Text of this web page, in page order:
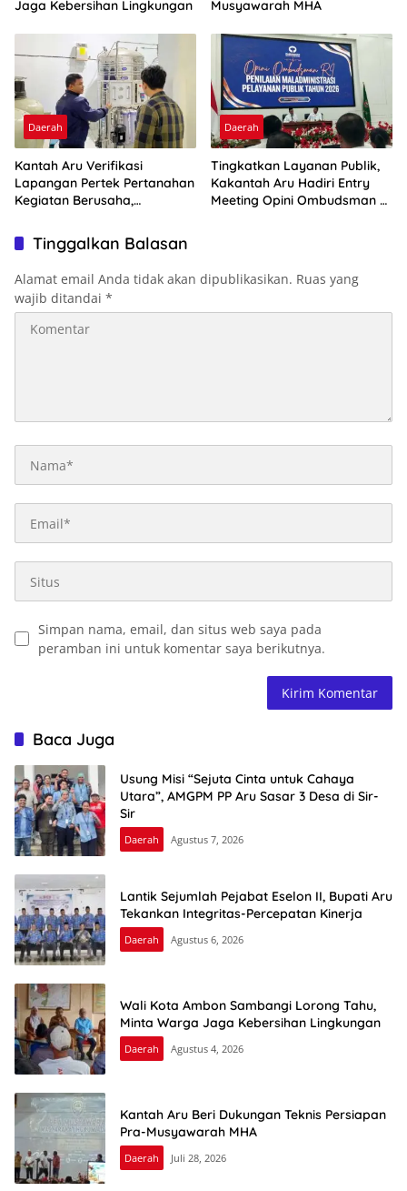
Jaga Kebersihan Lingkungan Musyawarah MHA
Daerah
Kantah Aru Verifikasi
Lapangan Pertek Pertanahan
Kegiatan Berusaha,
Daerah
Tingkatkan Layanan Publik,
Kakantah Aru Hadiri Entry
Meeting Opini Ombudsman RI
Tinggalkan Balasan
Alamat email Anda tidak akan dipublikasikan. Ruas yang
wajib ditandai *
Simpan nama, email, dan situs web saya pada
peramban ini untuk komentar saya berikutnya.
Baca Juga
Usung Misi “Sejuta Cinta untuk Cahaya
Utara”, AMGPM PP Aru Sasar 3 Desa di Sir-
Sir
Daerah Agustus 7, 2026
Lantik Sejumlah Pejabat Eselon II, Bupati Aru
Tekankan Integritas-Percepatan Kinerja
Daerah Agustus 6, 2026
Wali Kota Ambon Sambangi Lorong Tahu,
Minta Warga Jaga Kebersihan Lingkungan
Daerah Agustus 4, 2026
Kantah Aru Beri Dukungan Teknis Persiapan
Pra-Musyawarah MHA
Daerah Juli 28, 2026